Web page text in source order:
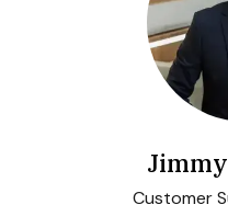
Customer